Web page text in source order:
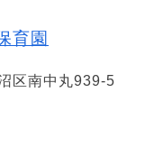
育園
区南中丸939-5